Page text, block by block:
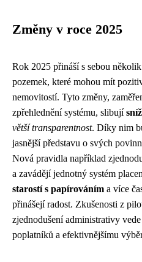
Změny v roce 2025
Rok 2025 přináší s sebou
pozemek, které mohou mít
nemovitostí. Tyto změny,
zpřehlednění systému, slibují
větší transparentnost. Díky nim
jasnější představu o svých
Nová pravidla například
a zavádějí jednotný systém
starostí s papírováním a více
přinášejí radost. Zkušenosti z
zjednodušení administrativy
poplatníků a efektivnějšímu